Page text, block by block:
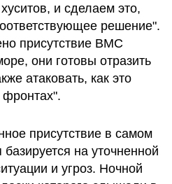
и сделаем это,
решение".
присутствие ВМС
они готовы отразить
атаковать, как это
фронтах".
присутствие в самом
на уточненной
и угроз. Ночной